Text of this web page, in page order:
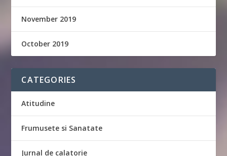
November 2019
October 2019
CATEGORIES
Atitudine
Frumusete si Sanatate
Jurnal de calatorie